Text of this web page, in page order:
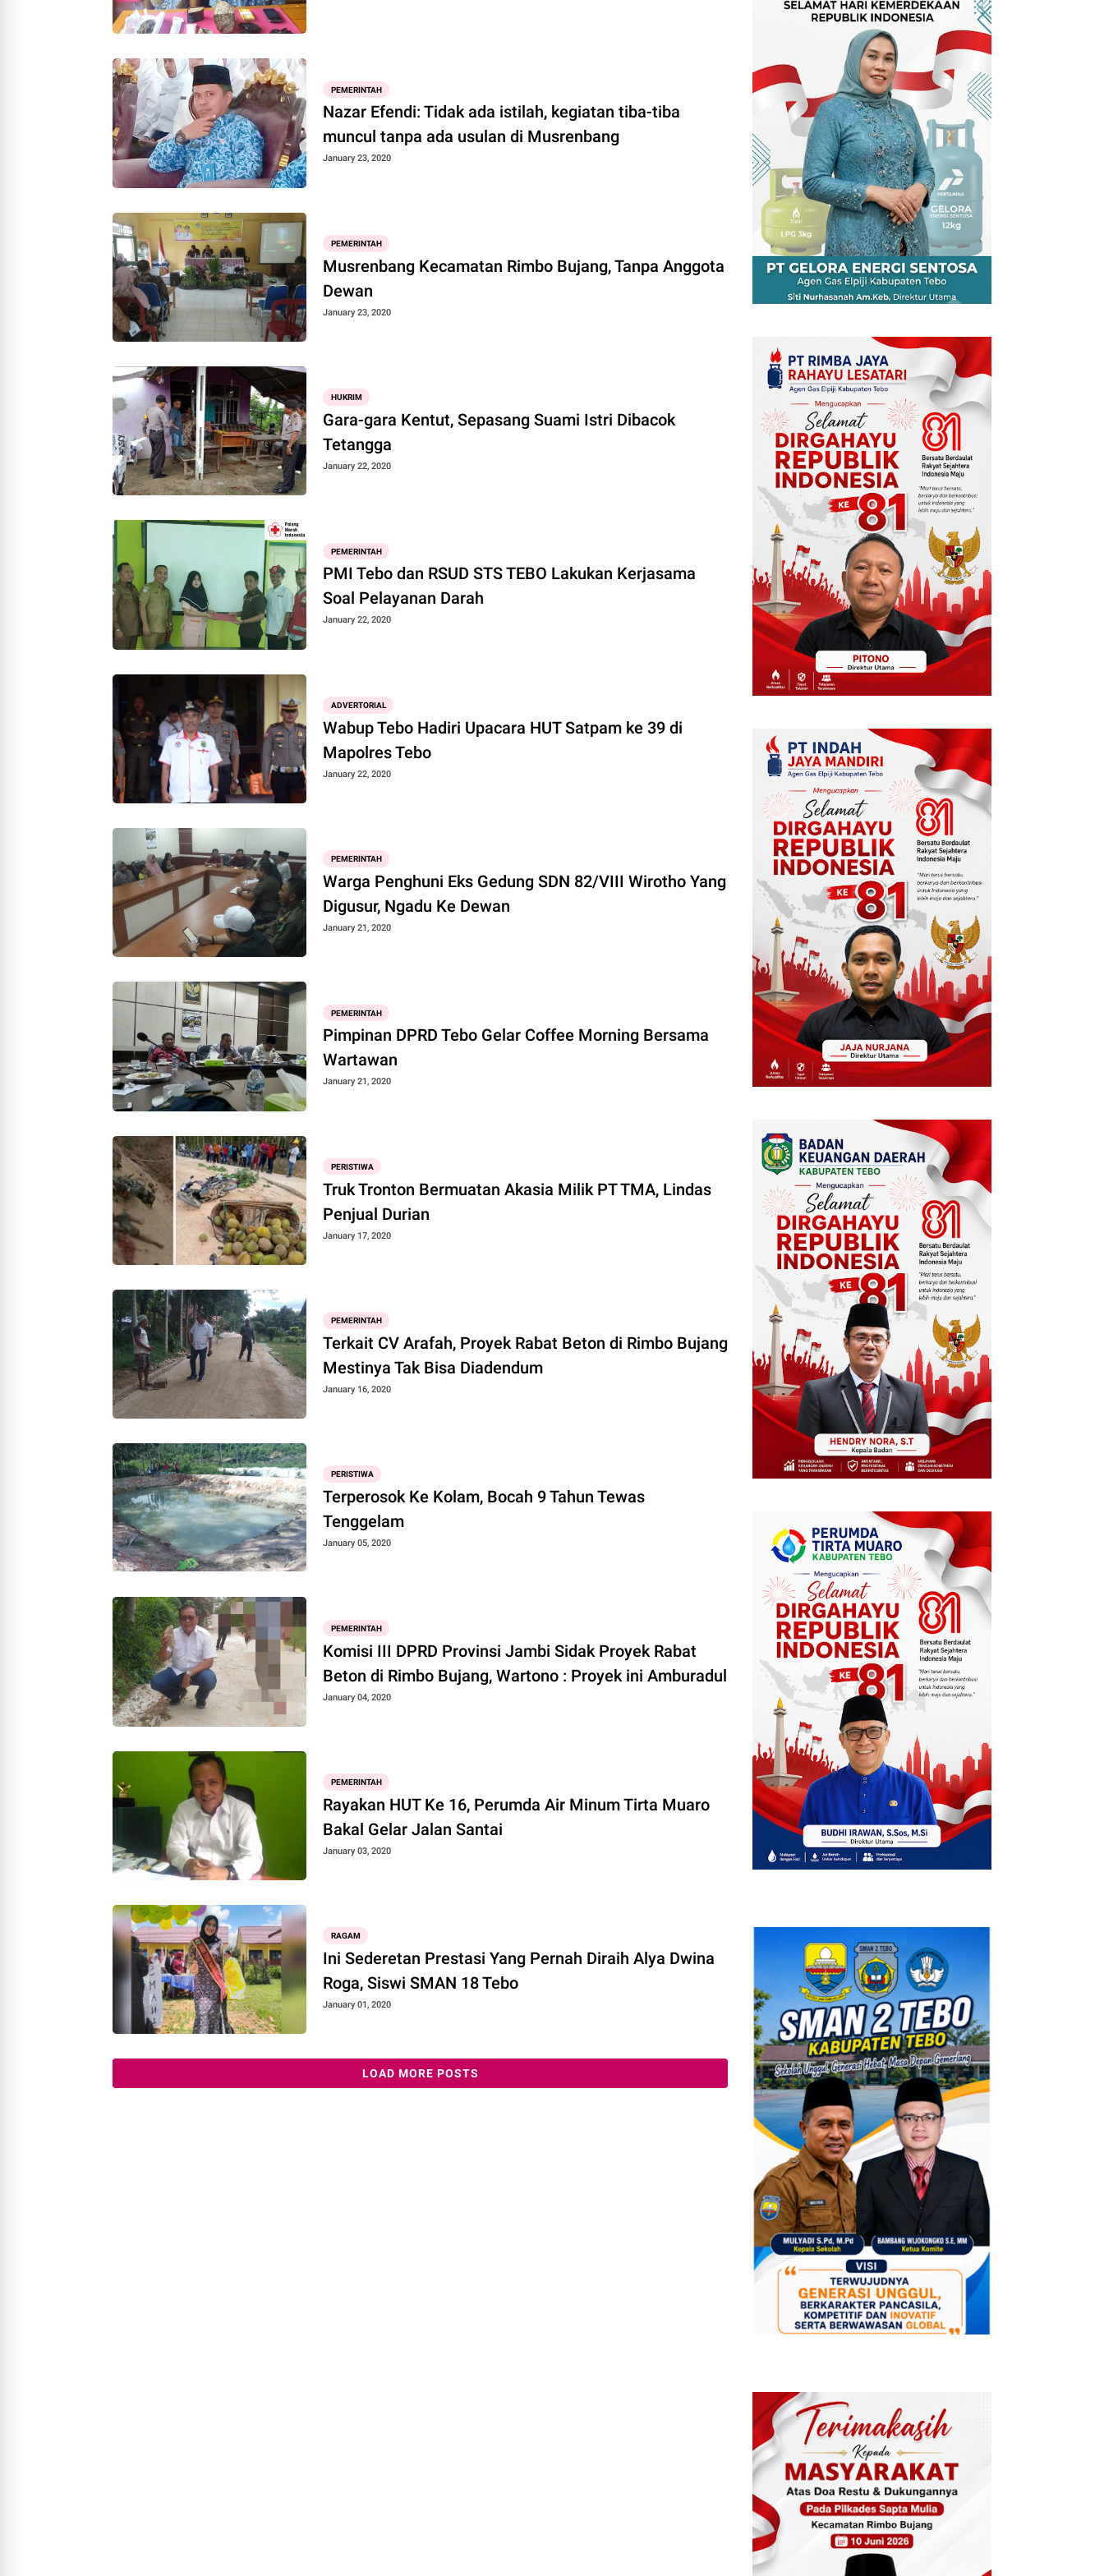
PEMERINTAH
Nazar Efendi: Tidak ada istilah, kegiatan tiba-tiba
muncul tanpa ada usulan di Musrenbang
January 23, 2020
PEMERINTAH
Musrenbang Kecamatan Rimbo Bujang, Tanpa Anggota
Dewan
January 23, 2020
HUKRIM
Gara-gara Kentut, Sepasang Suami Istri Dibacok
Tetangga
January 22, 2020
PEMERINTAH
PMI Tebo dan RSUD STS TEBO Lakukan Kerjasama
Soal Pelayanan Darah
January 22, 2020
ADVERTORIAL
Wabup Tebo Hadiri Upacara HUT Satpam ke 39 di
Mapolres Tebo
January 22, 2020
PEMERINTAH
Warga Penghuni Eks Gedung SDN 82/VIII Wirotho Yang
Digusur, Ngadu Ke Dewan
January 21, 2020
PEMERINTAH
Pimpinan DPRD Tebo Gelar Coffee Morning Bersama
Wartawan
January 21, 2020
PERISTIWA
Truk Tronton Bermuatan Akasia Milik PT TMA, Lindas
Penjual Durian
January 17, 2020
PEMERINTAH
Terkait CV Arafah, Proyek Rabat Beton di Rimbo Bujang
Mestinya Tak Bisa Diadendum
January 16, 2020
PERISTIWA
Terperosok Ke Kolam, Bocah 9 Tahun Tewas
Tenggelam
January 05, 2020
PEMERINTAH
Komisi III DPRD Provinsi Jambi Sidak Proyek Rabat
Beton di Rimbo Bujang, Wartono : Proyek ini Amburadul
January 04, 2020
PEMERINTAH
Rayakan HUT Ke 16, Perumda Air Minum Tirta Muaro
Bakal Gelar Jalan Santai
January 03, 2020
RAGAM
Ini Sederetan Prestasi Yang Pernah Diraih Alya Dwina
Roga, Siswi SMAN 18 Tebo
January 01, 2020
LOAD MORE POSTS